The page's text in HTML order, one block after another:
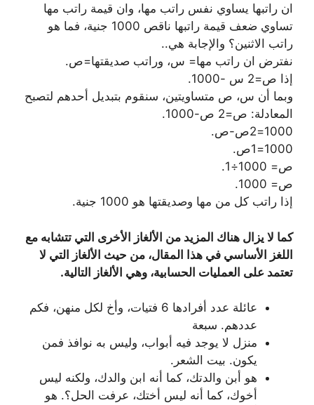
ان راتبها يساوي نفس راتب مها، وان قيمة راتب مها
تساوي ضعف قيمة راتبها ناقص 1000 جنية، فما هو
راتب الاثنين؟ والإجابة هي..
نفترض ان راتب مها= س، وراتب صديقتها=ص.
إذا ص=2 س -1000.
وبما أن س، ص متساويتين، سنقوم بتبديل أحدهم لتصبح
المعادلة: ص=2 ص-1000.
1000=2ص-ص.
1000=1ص.
ص= 1000÷1.
ص= 1000.
إذا راتب كل من مها وصديقتها هو 1000 جنية.
كما لا يزال هناك المزيد من الألغاز الأخرى التي تتشابه مع
اللغز الأساسي في هذا المقال، من حيث الألغاز التي لا
تعتمد على العمليات الحسابية، وهي الألغاز التالية.
عائلة عدد أفرادها 6 فتيات، وأخ لكل منهن، فكم
عددهم. سبعة
منزل لا يوجد فيه أبواب، وليس به نوافذ فمن
يكون. بيت الشعر.
هو أبن والدتك، كما أنه ابن والدك، ولكنه ليس
أخوك، كما أنه ليس أختك، عرفت الحل؟. هو